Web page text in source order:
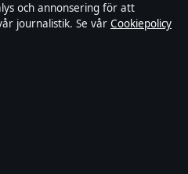
och annonsering för att
journalistik. Se vår Cookiepolicy